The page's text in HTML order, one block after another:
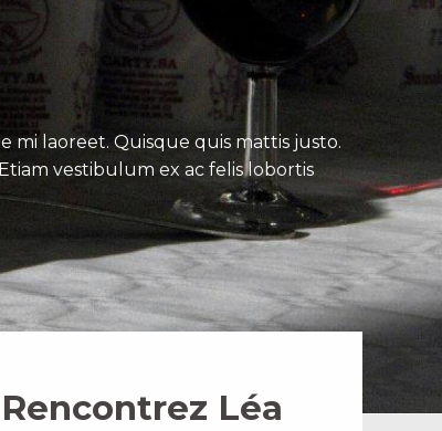
mi laoreet. Quisque quis mattis justo.
vestibulum ex ac felis lobortis
Rencontrez Léa